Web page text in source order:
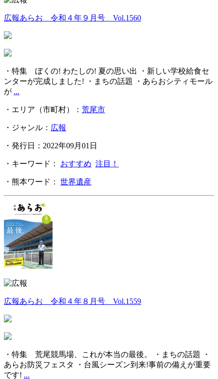
広報あらお 令和４年９月号 Vol.1560
・特集 ぼくの! わたしの! 夏の思い出 ・新しい学校給食セ
ンターが完成しました! ・まちの話題 ・あらおシティモール
が ...
・エリア（市町村）： 荒尾市
・ジャンル： 広報
・発行日：2022年09月01日
・キーワード： おすすめ 注目！
・熊本ワード： 世界遺産
広報あらお 令和４年８月号 Vol.1559
・特集 荒尾競馬場、これが本当の最後。 ・まちの話題 ・
あらお防災フェスタ ・台風シーズン到来!事前の備えが重要
です! ...